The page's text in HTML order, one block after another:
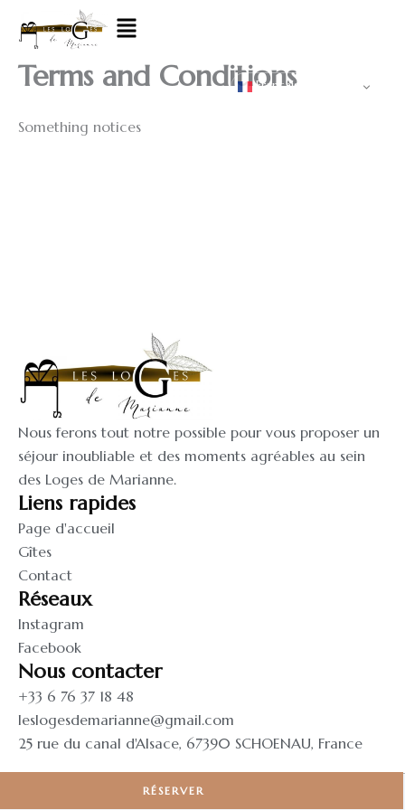
Menu
Français
Terms and Conditions
Something notices
Nous ferons tout notre possible pour vous proposer un
séjour inoubliable et des moments agréables au sein
des Loges de Marianne.
Nous contacter
+33 6 76 37 18 48
leslogesdemarianne@gmail.com
25 rue du canal d'Alsace, 67390 SCHOENAU, France
Liens rapides
Page d'accueil
Gîtes
Contact
Réseaux
Instagram
Facebook
©️ 2024 Les Loges de Marianne
RÉSERVER